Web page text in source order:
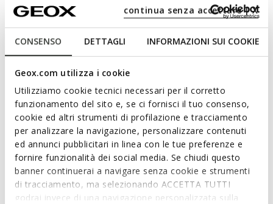
CONSENSO DETTAGLI INFORMAZIONI SUI COOKIE
Geox.com utilizza i cookie
Utilizziamo cookie tecnici necessari per il corretto
funzionamento del sito e, se ci fornisci il tuo consenso,
cookie ed altri strumenti di profilazione e tracciamento
per analizzare la navigazione, personalizzare contenuti
ed annunci pubblicitari in linea con le tue preferenze e
fornire funzionalità dei social media. Se chiudi questo
banner continuerai a navigare senza cookie e strumenti
di tracciamento, ma selezionando ACCETTA TUTTI
godrai invece di una navigazione personalizzata sulla
continua senza accettare | X
Kinder-Sneaker mit aktivem und modernem Look, entstanden
aus der Zusammenarbeit zwischen Geox und Warner Bros. Er
ist in einer Kombination aus Marineblau und Rot gehalten und
verfügt über einen Oberschuh aus Mesh und geprägtes
Leder, der mit Grafiken des Superhelden Spider-Man bedruckt
ausgestattet, die dem sportlichen Look für Schule und
Freizeit einen Hauch von Spaß verleihen.
PRODUKTCODE:J65LBC014CEC0735
Mehr anzeigen
Eigenschaften
Schnelles und einfaches Anziehen
Schuh mit Lichtern mit On/Off-Schalter